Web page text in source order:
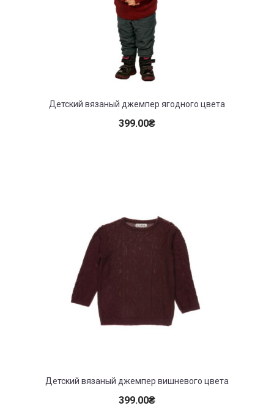
Детский вязаный джемпер ягодного цвета
399.00₴
Детский вязаный джемпер вишневого цвета
399.00₴